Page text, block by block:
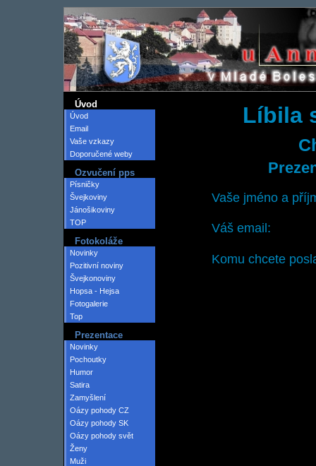
Líbila
Vaše jméno a
Váš email:
Komu chcete
Úvod
Úvod
Email
Vaše vzkazy
Doporučené weby
Ozvučení pps
Písničky
Švejkoviny
Jánošikoviny
TOP
Fotokoláže
Novinky
Pozitivní noviny
Švejkonoviny
Hopsa - Hejsa
Fotogalerie
Top
Prezentace
Novinky
Pochoutky
Humor
Satira
Zamyšlení
Oázy pohody CZ
Oázy pohody SK
Oázy pohody svět
Ženy
Muži